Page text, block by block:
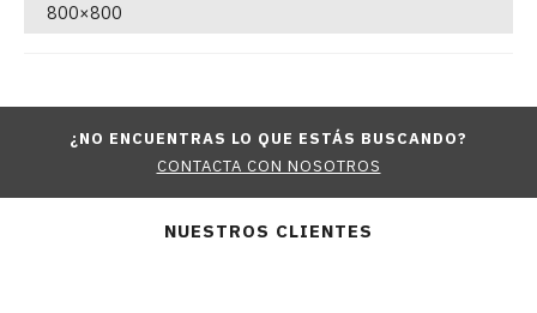
800×800
¿NO ENCUENTRAS LO QUE ESTÁS BUSCANDO?
CONTACTA CON NOSOTROS
NUESTROS CLIENTES